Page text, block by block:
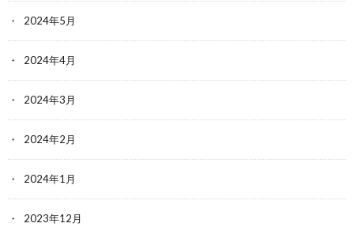
2024年5月
2024年4月
2024年3月
2024年2月
2024年1月
2023年12月